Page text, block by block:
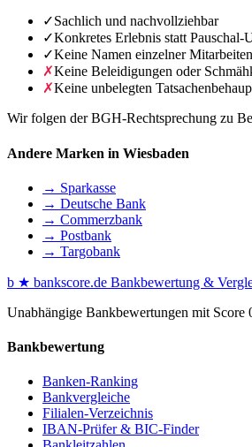
✓Sachlich und nachvollziehbar
✓Konkretes Erlebnis statt Pauschal-
✓Keine Namen einzelner
✗Keine Beleidigungen oder
✗Keine unbelegten
Wir folgen der BGH-Rechtsprechung zu
Andere Marken in Wiesbaden
→ Sparkasse
→ Deutsche Bank
→ Commerzbank
→ Postbank
→ Targobank
b ★ bankscore.de Bankbewertung &
Unabhängige Bankbewertungen mit
Bankbewertung
Banken-Ranking
Bankvergleiche
Filialen-Verzeichnis
IBAN-Prüfer & BIC-Finder